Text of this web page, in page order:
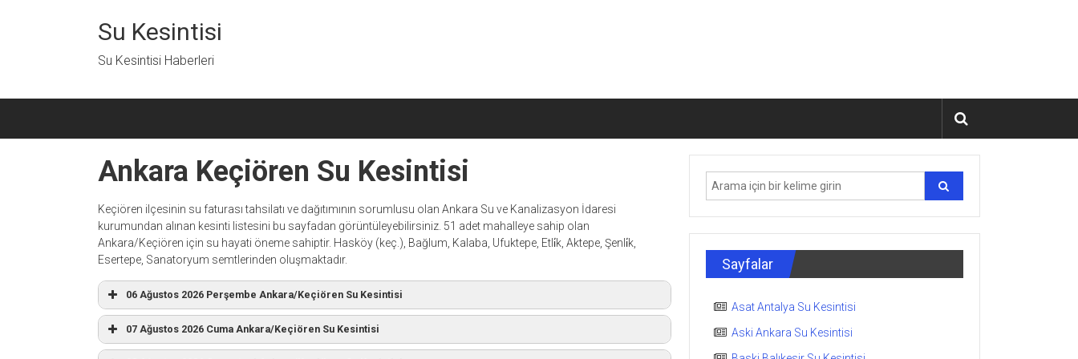
Su Kesintisi
Su Kesintisi Haberleri
Ankara Keçiören Su Kesintisi
Keçiören ilçesinin su faturası tahsilatı ve dağıtımının sorumlusu olan Ankara Su ve Kanalizasyon İdaresi
kurumundan alınan kesinti listesini bu sayfadan görüntüleyebilirsiniz. 51 adet mahalleye sahip olan
Ankara/Keçiören için su hayati öneme sahiptir. Hasköy (keç.), Bağlum, Kalaba, Ufuktepe, Etli̇k, Aktepe, Şenli̇k,
Esertepe, Sanatoryum semtlerinden oluşmaktadır.
06 Ağustos 2026 Perşembe Ankara/Keçiören Su Kesintisi
07 Ağustos 2026 Cuma Ankara/Keçiören Su Kesintisi
Sayfalar
Asat Antalya Su Kesintisi
Aski Ankara Su Kesintisi